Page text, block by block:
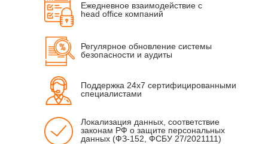
Поддержка 24x7 сертифицированными
специалистами
Регулярное обновление системы
безопасности и аудиты
Ежедневное взаимодействие с
head office компаний
Локализация данных, соответствие
законам РФ о защите персональных
данных (ФЗ-152, ФСБУ 27/2021111)
vSSD NVMe-75 000 IOPS/ТБ